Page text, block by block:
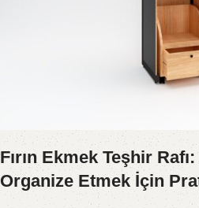
Fırın Ekmek Teşhir
Organize Etmek İçin